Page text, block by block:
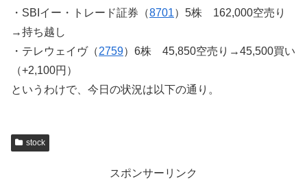
・SBIイー・トレード証券（8701）5株 162,000空売り
→持ち越し
・テレウェイヴ（2759）6株 45,850空売り→45,500買い
（+2,100円）
というわけで、今日の状況は以下の通り。
stock
スポンサーリンク